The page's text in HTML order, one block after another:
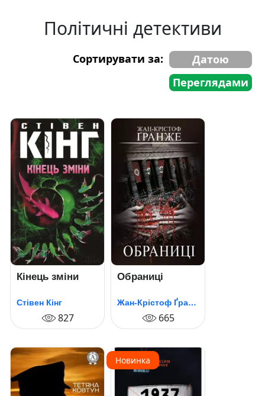
Політичні детективи
Сортирувати за:
Датою
Переглядами
Кінець зміни
Стівен Кінг
827
Обраниці
Жан-Крістоф Ґранже
665
Новинка